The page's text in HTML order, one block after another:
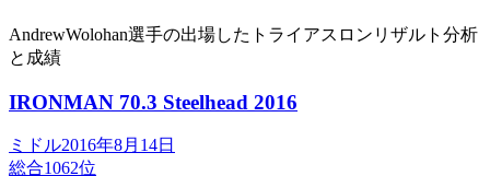
AndrewWolohan選手の出場したトライアスロンリザルト分析
と成績
IRONMAN 70.3 Steelhead 2016
ミドル2016年8月14日
総合1062位